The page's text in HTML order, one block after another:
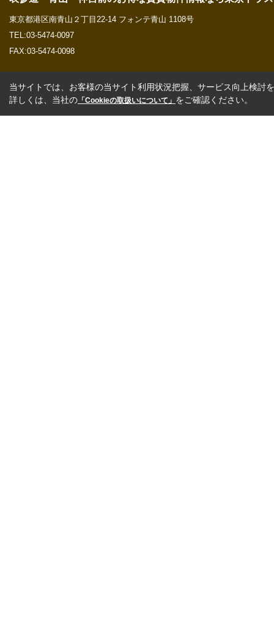
東京都港区南青山２丁目22-14 フォンテ青山 1108号
TEL:03-5474-0097
FAX:03-5474-0098
当サイトでは、お客様の当サイト利用状況把握、サービス向上検討
詳しくは、当社の 「Cookieの取扱いについて」 をご確認ください。